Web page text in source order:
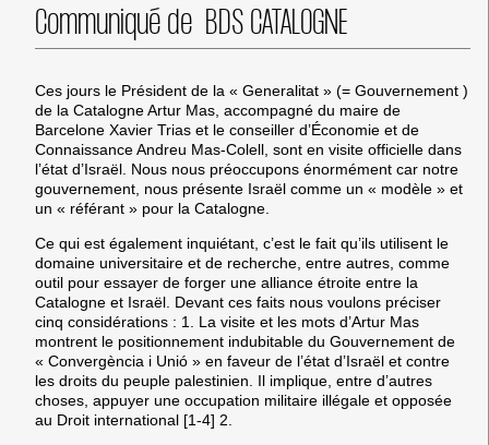
Communiqué de BDS CATALOGNE
Ces jours le Président de la « Generalitat » (= Gouvernement )
de la Catalogne Artur Mas, accompagné du maire de
Barcelone Xavier Trias et le conseiller d’Économie et de
Connaissance Andreu Mas-Colell, sont en visite officielle dans
l’état d’Israël. Nous nous préoccupons énormément car notre
gouvernement, nous présente Israël comme un « modèle » et
un « référant » pour la Catalogne.
Ce qui est également inquiétant, c’est le fait qu’ils utilisent le
domaine universitaire et de recherche, entre autres, comme
outil pour essayer de forger une alliance étroite entre la
Catalogne et Israël. Devant ces faits nous voulons préciser
cinq considérations : 1. La visite et les mots d’Artur Mas
montrent le positionnement indubitable du Gouvernement de
« Convergència i Unió » en faveur de l’état d’Israël et contre
les droits du peuple palestinien. Il implique, entre d’autres
choses, appuyer une occupation militaire illégale et opposée
au Droit international [1-4] 2.